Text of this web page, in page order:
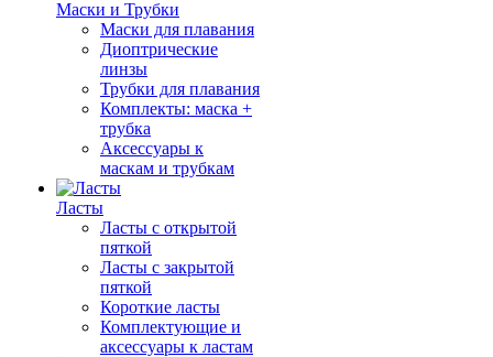
Маски и Трубки
Маски для плавания
Диоптрические
линзы
Трубки для плавания
Комплекты: маска +
трубка
Аксессуары к
маскам и трубкам
Ласты
Ласты с открытой
пяткой
Ласты с закрытой
пяткой
Короткие ласты
Комплектующие и
аксессуары к ластам